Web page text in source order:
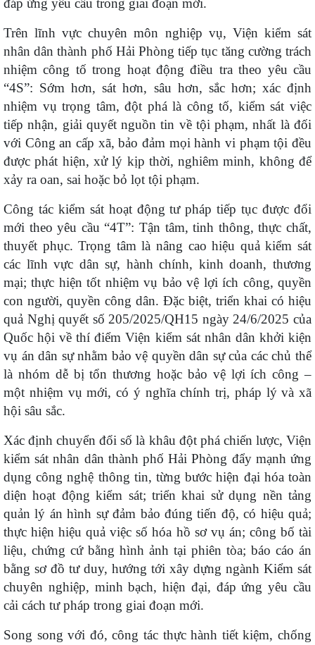
đáp ứng yêu cầu trong giai đoạn mới.
Trên lĩnh vực chuyên môn nghiệp vụ, Viện kiểm sát
nhân dân thành phố Hải Phòng tiếp tục tăng cường trách
nhiệm công tố trong hoạt động điều tra theo yêu cầu
“4S”: Sớm hơn, sát hơn, sâu hơn, sắc hơn; xác định
nhiệm vụ trọng tâm, đột phá là công tố, kiểm sát việc
tiếp nhận, giải quyết nguồn tin về tội phạm, nhất là đối
với Công an cấp xã, bảo đảm mọi hành vi phạm tội đều
được phát hiện, xử lý kịp thời, nghiêm minh, không để
xảy ra oan, sai hoặc bỏ lọt tội phạm.
Công tác kiểm sát hoạt động tư pháp tiếp tục được đổi
mới theo yêu cầu “4T”: Tận tâm, tinh thông, thực chất,
thuyết phục. Trọng tâm là nâng cao hiệu quả kiểm sát
các lĩnh vực dân sự, hành chính, kinh doanh, thương
mại; thực hiện tốt nhiệm vụ bảo vệ lợi ích công, quyền
con người, quyền công dân. Đặc biệt, triển khai có hiệu
quả Nghị quyết số 205/2025/QH15 ngày 24/6/2025 của
Quốc hội về thí điểm Viện kiểm sát nhân dân khởi kiện
vụ án dân sự nhằm bảo vệ quyền dân sự của các chủ thể
là nhóm dễ bị tổn thương hoặc bảo vệ lợi ích công –
một nhiệm vụ mới, có ý nghĩa chính trị, pháp lý và xã
hội sâu sắc.
Xác định chuyển đổi số là khâu đột phá chiến lược, Viện
kiểm sát nhân dân thành phố Hải Phòng đẩy mạnh ứng
dụng công nghệ thông tin, từng bước hiện đại hóa toàn
diện hoạt động kiểm sát; triển khai sử dụng nền tảng
quản lý án hình sự đảm bảo đúng tiến độ, có hiệu quả;
thực hiện hiệu quả việc số hóa hồ sơ vụ án; công bố tài
liệu, chứng cứ bằng hình ảnh tại phiên tòa; báo cáo án
bằng sơ đồ tư duy, hướng tới xây dựng ngành Kiểm sát
chuyên nghiệp, minh bạch, hiện đại, đáp ứng yêu cầu
cải cách tư pháp trong giai đoạn mới.
Song song với đó, công tác thực hành tiết kiệm, chống